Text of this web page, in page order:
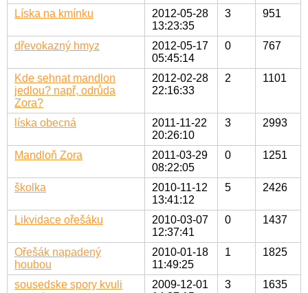
Líska na kmínku
2012-05-28
13:23:35
3 951
dřevokazný hmyz
2012-05-17
05:45:14
0 767
Kde sehnat mandlon
jedlou? např, odrůda
Zora?
2012-02-28
22:16:33
2 1101
líska obecná
2011-11-22
20:26:10
3 2993
Mandloň Zora
2011-03-29
08:22:05
0 1251
školka
2010-11-12
13:41:12
5 2426
Likvidace ořešáku
2010-03-07
12:37:41
0 1437
Ořešák napadený
houbou
2010-01-18
11:49:25
1 1825
sousedske spory kvuli
2009-12-01
3 1635